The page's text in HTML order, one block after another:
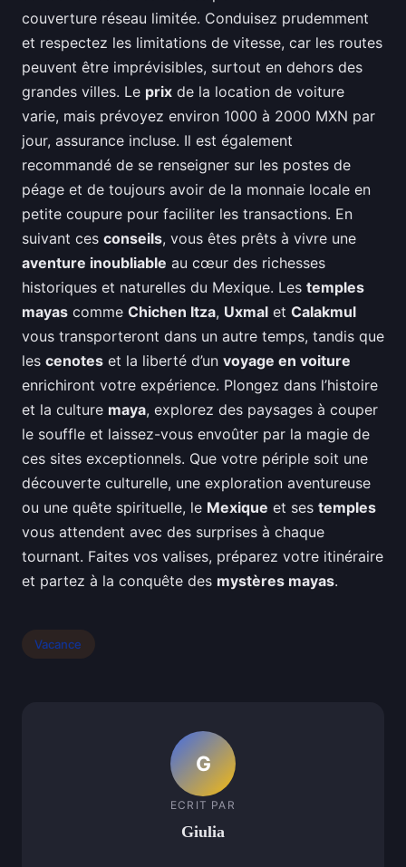
couverture réseau limitée. Conduisez prudemment
et respectez les limitations de vitesse, car les routes
peuvent être imprévisibles, surtout en dehors des
grandes villes. Le prix de la location de voiture
varie, mais prévoyez environ 1000 à 2000 MXN par
jour, assurance incluse. Il est également
recommandé de se renseigner sur les postes de
péage et de toujours avoir de la monnaie locale en
petite coupure pour faciliter les transactions. En
suivant ces conseils, vous êtes prêts à vivre une
aventure inoubliable au cœur des richesses
historiques et naturelles du Mexique. Les temples
mayas comme Chichen Itza, Uxmal et Calakmul
vous transporteront dans un autre temps, tandis que
les cenotes et la liberté d’un voyage en voiture
enrichiront votre expérience. Plongez dans l’histoire
et la culture maya, explorez des paysages à couper
le souffle et laissez-vous envoûter par la magie de
ces sites exceptionnels. Que votre périple soit une
découverte culturelle, une exploration aventureuse
ou une quête spirituelle, le Mexique et ses temples
vous attendent avec des surprises à chaque
tournant. Faites vos valises, préparez votre itinéraire
et partez à la conquête des mystères mayas.
Vacance
G
ECRIT PAR
Giulia